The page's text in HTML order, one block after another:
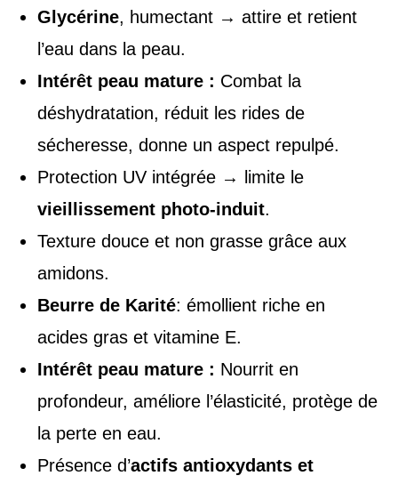
Glycérine, humectant → attire et retient
l’eau dans la peau.
Intérêt peau mature : Combat la
déshydratation, réduit les rides de
sécheresse, donne un aspect repulpé.
Protection UV intégrée → limite le
vieillissement photo-induit.
Texture douce et non grasse grâce aux
amidons.
Beurre de Karité: émollient riche en
acides gras et vitamine E.
Intérêt peau mature : Nourrit en
profondeur, améliore l’élasticité, protège de
la perte en eau.
Présence d’actifs antioxydants et